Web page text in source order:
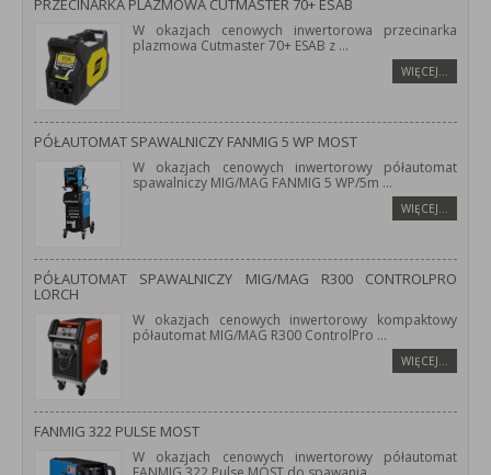
PRZECINARKA PLAZMOWA CUTMASTER 70+ ESAB
W okazjach cenowych inwertorowa przecinarka
plazmowa Cutmaster 70+ ESAB z ...
WIĘCEJ…
PÓŁAUTOMAT SPAWALNICZY FANMIG 5 WP MOST
W okazjach cenowych inwertorowy półautomat
spawalniczy MIG/MAG FANMIG 5 WP/5m ...
WIĘCEJ…
PÓŁAUTOMAT SPAWALNICZY MIG/MAG R300 CONTROLPRO
LORCH
W okazjach cenowych inwertorowy kompaktowy
półautomat MIG/MAG R300 ControlPro ...
WIĘCEJ…
FANMIG 322 PULSE MOST
W okazjach cenowych inwertorowy półautomat